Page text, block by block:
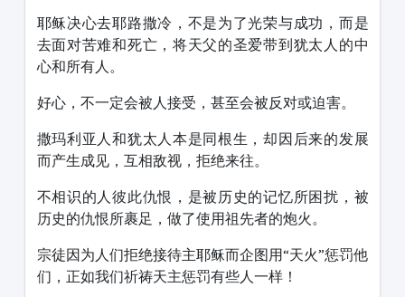
耶稣决心去耶路撒冷，不是为了光荣与成功，而是
去面对苦难和死亡，将天父的圣爱带到犹太人的中
心和所有人。
好心，不一定会被人接受，甚至会被反对或迫害。
撒玛利亚人和犹太人本是同根生，却因后来的发展
而产生成见，互相敌视，拒绝来往。
不相识的人彼此仇恨，是被历史的记忆所困扰，被
历史的仇恨所裹足，做了使用祖先者的炮火。
宗徒因为人们拒绝接待主耶稣而企图用“天火”惩罚他
们，正如我们祈祷天主惩罚有些人一样！